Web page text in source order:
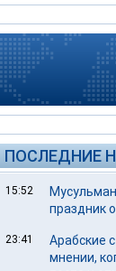
ПОСЛЕДНИЕ
15:52
праздник
23:41
Арабские
мнении,